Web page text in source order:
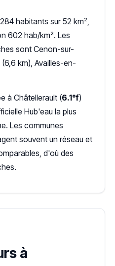
habitants sur 52 km²,
602 hab/km². Les
sont Cenon-sur-
km), Availles-en-
à Châtellerault (6.1°f)
Hub'eau la plus
Les communes
souvent un réseau et
d'où des
à